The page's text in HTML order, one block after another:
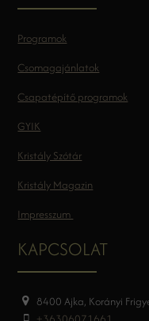
Programok
Csomagajánlatok
Csapatépítő programok
GYIK
Kristály Szótár
Kristály Magazin
Impresszum
KAPCSOLAT
8400 Ajka, Korányi